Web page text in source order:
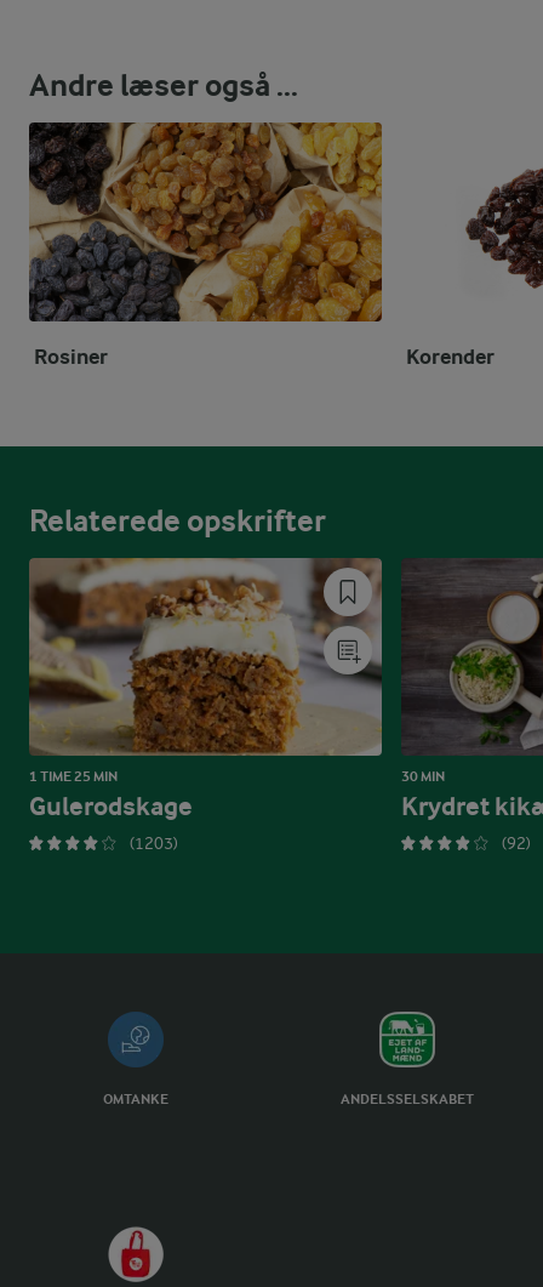
Andre læser også ...
Rosiner Korender
Relaterede opskrifter
1 TIME 25 MIN
Gulerodskage
(1203)
30 MIN
Krydret
(92)
OMTANKE ANDELSSELSKABET